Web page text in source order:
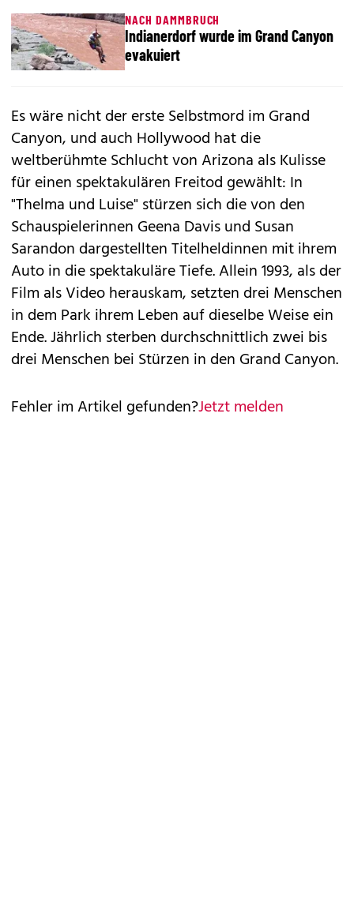
NACH DAMMBRUCH
Indianerdorf wurde im Grand Canyon
evakuiert
Es wäre nicht der erste Selbstmord im Grand
Canyon, und auch Hollywood hat die
weltberühmte Schlucht von Arizona als Kulisse
für einen spektakulären Freitod gewählt: In
"Thelma und Luise" stürzen sich die von den
Schauspielerinnen Geena Davis und Susan
Sarandon dargestellten Titelheldinnen mit ihrem
Auto in die spektakuläre Tiefe. Allein 1993, als der
Film als Video herauskam, setzten drei Menschen
in dem Park ihrem Leben auf dieselbe Weise ein
Ende. Jährlich sterben durchschnittlich zwei bis
drei Menschen bei Stürzen in den Grand Canyon.
Fehler im Artikel gefunden?Jetzt melden